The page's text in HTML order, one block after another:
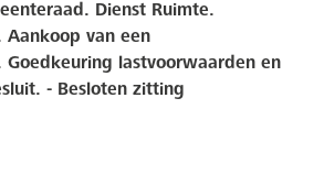
Dienst Ruimte.
Aankoop van een
lastvoorwaarden en
- Besloten zitting